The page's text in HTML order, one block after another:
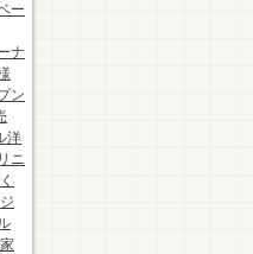
ー
ナ
ン
洋
ニ